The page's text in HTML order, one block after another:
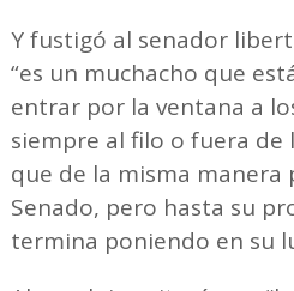
Y fustigó al senador
“es un muchacho que
entrar por la ventana a
siempre al filo o fuera de
que de la misma manera
Senado, pero hasta su
termina poniendo en su